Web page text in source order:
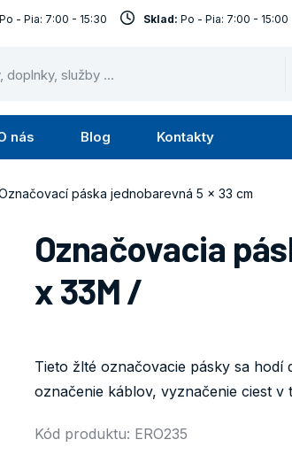
nás
Submenu
O
Blog Kontakty
Po - Pia: 7:00 - 15:30 Sklad: Po - Pia: 7:00 - 15:00
páska jednobarevná 5 x 33 cm
Označovacia
x 33M /
Tieto žlté označovacie pásky sa
označenie káblov, vyznačenie ciest v
Kód produktu: ERO235